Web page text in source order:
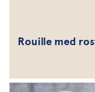
Rouille med